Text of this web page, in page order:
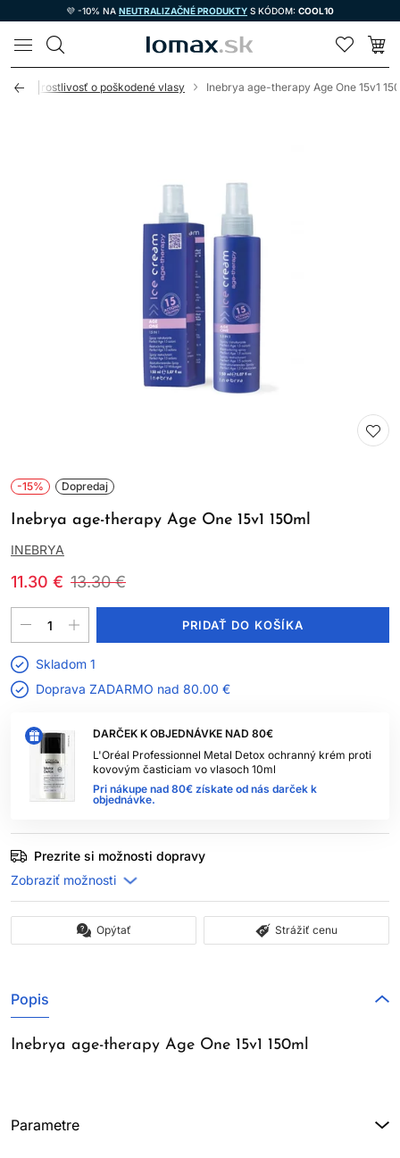
💜 -10% NA NEUTRALIZAČNÉ PRODUKTY S KÓDOM: COOL10
LOMAX
Starostlivosť o poškodené vlasy Inebrya age-therapy Age One 15v1
-15% Dopredaj
Inebrya age-therapy Age One 15v1 150ml
INEBRYA
13.30 €
11.30 €
DARČEK K OBJEDNÁVKE NAD 80€
L'Oréal Professionnel Metal Detox ochranný krém proti
kovovým časticiam vo vlasoch 10ml
Pri nákupe nad 80€ získate od nás darček k
objednávke.
PRIDAŤ DO KOŠÍKA
Skladom 1
Doprava ZADARMO nad 80.00 €
Prezrite si možnosti dopravy
Opýtať Strážiť cenu
Popis
Inebrya age-therapy Age One 15v1 150ml
Parametre